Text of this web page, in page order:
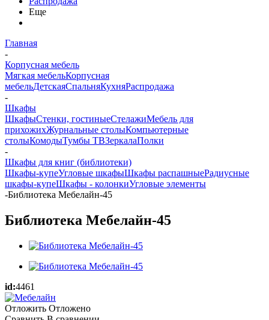
Еще
Главная
-
Корпусная мебель
Мягкая мебельКорпусная
мебельДетскаяСпальняКухняРаспродажа
-
Шкафы
ШкафыСтенки, гостиныеСтелажиМебель для
прихожихЖурнальные столыКомпьютерные
столыКомодыТумбы ТВЗеркалаПолки
-
Шкафы для книг (библиотеки)
Шкафы-купеУгловые шкафыШкафы распашныеРадиусные
шкафы-купеШкафы - колонкиУгловые элементы
-Библиотека Мебелайн-45
Библиотека Мебелайн-45
id:4461
Отложить Отложено